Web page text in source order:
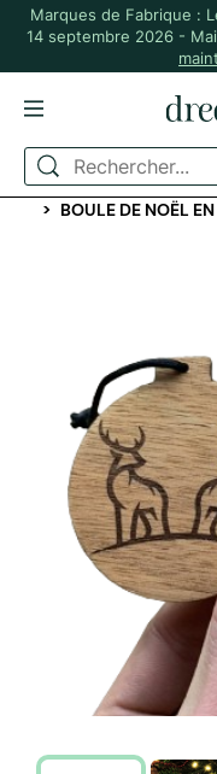
Marques de Fabrique :
14 septembre 2026 -
ACCUEIL
MAISON &
DÉCO ET LINGE DE
BOULE DE NOËL